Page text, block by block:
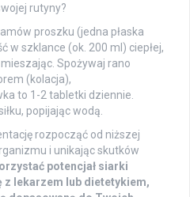
rutyny?
proszku (jedna płaska
w szklance (ok. 200 ml) ciepłej,
Spożywaj rano
(kolacja),
to 1-2 tabletki dziennie.
popijając wodą.
rozpocząć od niższej
i unikając skutków
potencjał siarki
lekarzem lub dietetykiem,